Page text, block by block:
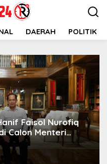
DAERAH POLITIK
Faisol Nurofiq
Calon Menteri